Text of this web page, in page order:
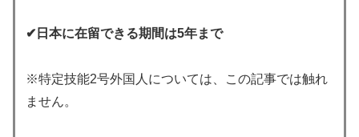
✔日本に在留できる期間は5年まで
※特定技能2号外国人については、この記事では触れ
ません。